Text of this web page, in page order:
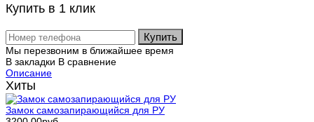
Купить в 1 клик
Купить
Мы перезвоним в ближайшее время
В закладки В сравнение
Описание
Хиты
Замок самозапирающийся для РУ